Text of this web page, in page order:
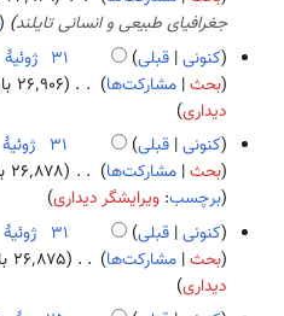
ی
ر
ا
ی
ش
۲م
۲
۴
جغرافیای طبیعی و انسانی تایلند
هٔ
کنونی قبلی
بحث مشارکت‌ها ۲۶٬۹۰۶ بایت
ب
د
و
ن
ل
ا
ص
دیداری
کنونی قبلی
بحث مشارکت‌ها ۲۶٬۸۷۸ بایت
برچسب:ویرایشگر دیداری
کنونی قبلی ‏۳۱ ژوئیهٔ ۲۰۲۴، ساعت ۰۷:۰۷
بحث مشارکت‌ها ۲۶٬۸۷۵ بایت
بدیداری